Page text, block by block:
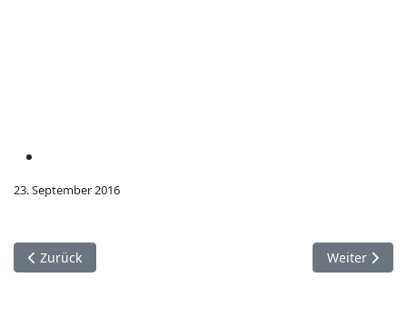
23. September 2016
Vorheriger Beitrag: Carsten Bender
Zurück Nächster
Weiter